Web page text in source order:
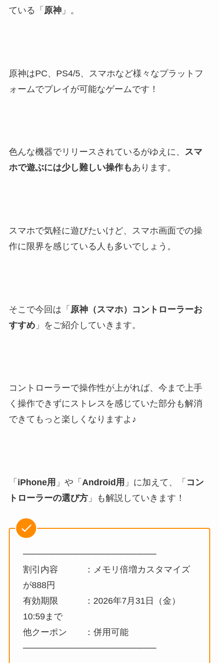
ている「 原神」。
原神はPC、PS4/5、スマホなど様々なプラットフ
ォームでプレイが可能なゲームです！
色んな機器でリリースされているがゆえに、 スマ
ホで遊ぶには少し難しい操作もあります。
スマホで気軽に遊びたいけど、スマホ画面での操
作に限界を感じている人も多いでしょう。
そこで今回は「 原神（スマホ）コントローラーお
すすめ」をご紹介していきます。
コントローラーで操作性が上がれば、今まで上手
く操作できずにストレスを感じていた部分も解消
できてもっと楽しくなりますよ♪
「 iPhone用 」や「 Android用 」に加えて、「 コン
トローラーの選び方」も解説していきます！
─────────────────────
割引内容 ：メモリ倍増カスタマイズ
が888円
有効期限 ：2026年7月31日（金）
10:59まで
他クーポン ：併用可能
─────────────────────